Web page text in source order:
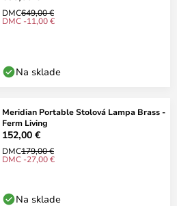
DMC649,00 €
DMC -11,00 €
Na sklade
Meridian Portable Stolová Lampa Brass -
Ferm Living
152,00 €
DMC179,00 €
DMC -27,00 €
Na sklade